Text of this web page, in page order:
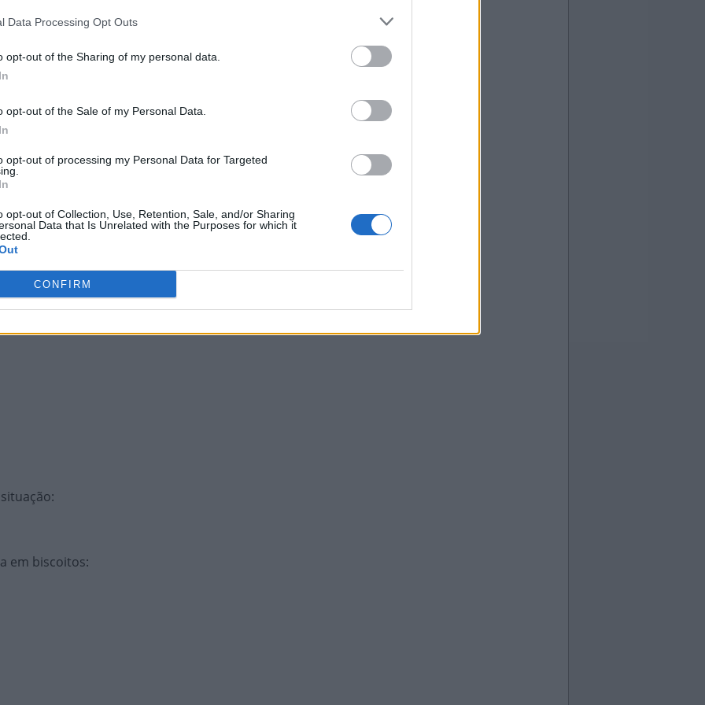
Data Processing Opt Outs
opt-out of the Sharing of my personal data.
opt-out of the Sale of my Personal Data.
opt-out of processing my Personal Data for Targeted
opt-out of Collection, Use, Retention, Sale, and/or Sharing
Data that Is Unrelated with the Purposes for which it
CONFIRM
nervoso
For Your Babies
professor
:
em biscoitos: